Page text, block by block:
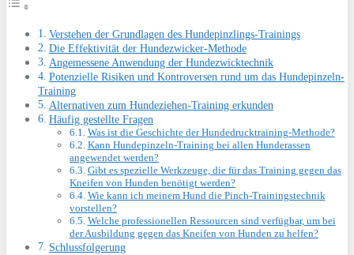
Verstehen der Grundlagen des Hundepinzlings-Trainings
Die Effektivität der Hundezwicker-Methode
Angemessene Anwendung der Hundezwicktechnik
Potenzielle Risiken und Kontroversen rund um das Hundepinzeln-
Training
Alternativen zum Hundeziehen-Training erkunden
Häufig gestellte Fragen
Was ist die Geschichte der Hundedrucktraining-Methode?
Kann Hundepinzeln-Training bei allen Hunderassen
angewendet werden?
Gibt es spezielle Werkzeuge, die für das Training gegen das
Kneifen von Hunden benötigt werden?
Wie kann ich meinem Hund die Pinch-Trainingstechnik
vorstellen?
Welche professionellen Ressourcen sind verfügbar, um bei
der Ausbildung gegen das Kneifen von Hunden zu helfen?
Schlussfolgerung